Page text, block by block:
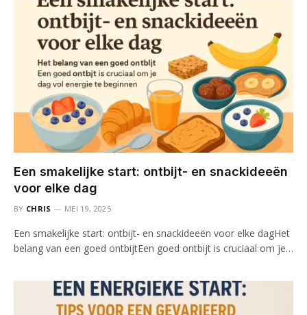
Een smakelijke start: ontbijt- en snackideeën
voor elke dag
BY CHRIS MEI 19, 2025
Een smakelijke start: ontbijt- en snackideeën voor elke dagHet
belang van een goed ontbijtEen goed ontbijt is cruciaal om je…